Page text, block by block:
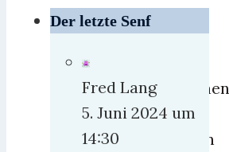
so
viel
gefährlichen
und
nervenden
Der letzte Senf
Fred Lang
5. Juni 2024 um
14:30